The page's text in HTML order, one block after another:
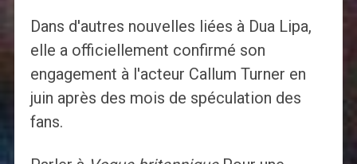
Dans d'autres nouvelles liées à Dua Lipa,
elle a officiellement confirmé son
engagement à l'acteur Callum Turner en
juin après des mois de spéculation des
fans.